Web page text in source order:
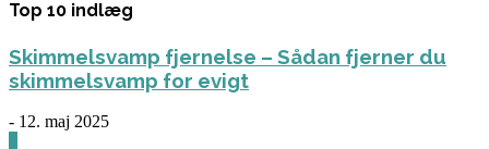
Top 10 indlæg
Skimmelsvamp fjernelse – Sådan fjerner du
skimmelsvamp for evigt
- 12. maj 2025